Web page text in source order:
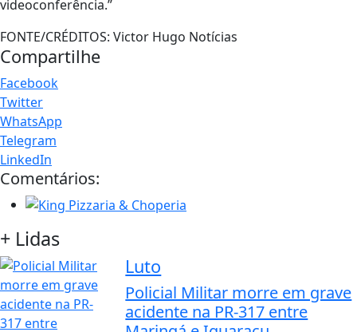
videoconferência.”
FONTE/CRÉDITOS: Victor Hugo Notícias
Compartilhe
Facebook
Twitter
WhatsApp
Telegram
LinkedIn
Comentários:
+ Lidas
Luto
Policial Militar morre em grave
acidente na PR-317 entre